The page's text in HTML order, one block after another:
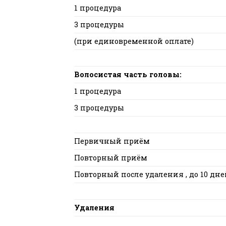
1 процедура
3 процедуры
(при единовременной оплате)
Волосистая часть головы:
1 процедура
3 процедуры
Первичный приём
Повторный приём
Повторный после удаления , до 10
Удаления